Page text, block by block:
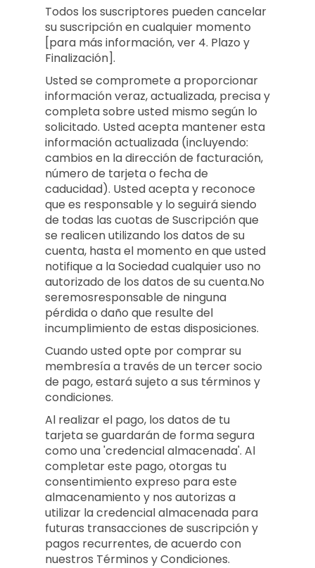
Todos los suscriptores pueden cancelar
su suscripción en cualquier momento
[para más información, ver 4. Plazo y
Finalización].
Usted se compromete a proporcionar
información veraz, actualizada, precisa y
completa sobre usted mismo según lo
solicitado. Usted acepta mantener esta
información actualizada (incluyendo:
cambios en la dirección de facturación,
número de tarjeta o fecha de
caducidad). Usted acepta y reconoce
que es responsable y lo seguirá siendo
de todas las cuotas de Suscripción que
se realicen utilizando los datos de su
cuenta, hasta el momento en que usted
notifique a la Sociedad cualquier uso no
autorizado de los datos de su cuenta.No
seremosresponsable de ninguna
pérdida o daño que resulte del
incumplimiento de estas disposiciones.
Cuando usted opte por comprar su
membresía a través de un tercer socio
de pago, estará sujeto a sus términos y
condiciones.
Al realizar el pago, los datos de tu
tarjeta se guardarán de forma segura
como una 'credencial almacenada'. Al
completar este pago, otorgas tu
consentimiento expreso para este
almacenamiento y nos autorizas a
utilizar la credencial almacenada para
futuras transacciones de suscripción y
pagos recurrentes, de acuerdo con
nuestros Términos y Condiciones.